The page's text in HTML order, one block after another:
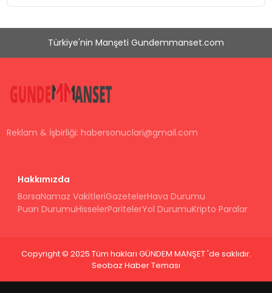
Türkiye'nin Manşeti Gundemmanset.com
Reklam & İşbirliği:habersonuclari@gmail.com
Hakkımızda
BorsaNamaz VakitleriGazetelerHava Durumu
Puan DurumuHisselerParitelerYol DurumuKripto Paralar
Copyright © 2025 Tüm hakları GÜNDEM MANŞET 'de saklıdır.
Seobaz Haber Teması